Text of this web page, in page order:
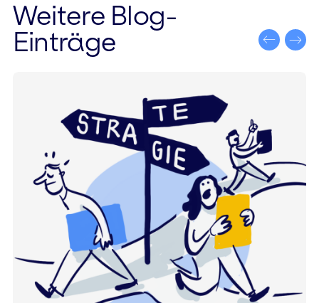
Weitere Blog-
Einträge